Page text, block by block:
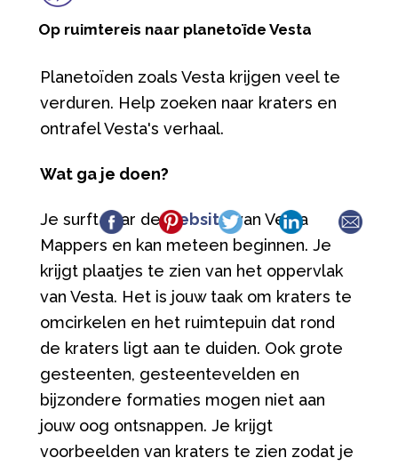
Op ruimtereis naar planetoïde Vesta
Planetoïden zoals Vesta krijgen veel te
verduren. Help zoeken naar kraters en
ontrafel Vesta's verhaal.
Wat ga je doen?
Je surft naar dewebsitevan Vesta
Mappers en kan meteen beginnen. Je
krijgt plaatjes te zien van het oppervlak
van Vesta. Het is jouw taak om kraters te
omcirkelen en het ruimtepuin dat rond
de kraters ligt aan te duiden. Ook grote
gesteenten, gesteentevelden en
bijzondere formaties mogen niet aan
jouw oog ontsnappen. Je krijgt
voorbeelden van kraters te zien zodat je